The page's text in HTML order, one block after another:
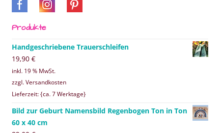
Produkte
Handgeschriebene Trauerschleifen
19,90 €
inkl. 19 % MwSt.
zzgl. Versandkosten
Lieferzeit: {ca. 7 Werktage}
Bild zur Geburt Namensbild Regenbogen Ton in Ton
60 x 40 cm